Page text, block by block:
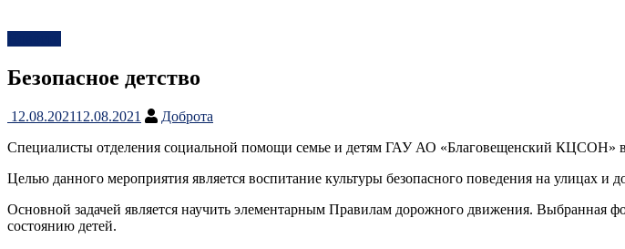
Безопасное детство
12.08.202112.08.2021
Доброта
Специалисты отделения социальной помощи семье и детям ГАУ АО «Благовещенский КЦСОН» в
Целью данного мероприятия является воспитание культуры безопасного поведения на улицах и
Основной задачей является научить элементарным Правилам дорожного движения. Выбранная
состоянию детей.